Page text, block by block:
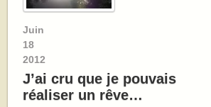
Juin
18
2012
J’ai cru que je pouvais
réaliser un rêve…